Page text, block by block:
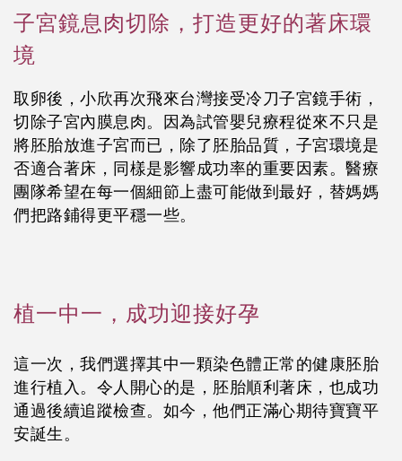
子宮鏡息肉切除，打造更好的著床環
境
取卵後，小欣再次飛來台灣接受冷刀子宮鏡手術，
切除子宮內膜息肉。因為試管嬰兒療程從來不只是
將胚胎放進子宮而已，除了胚胎品質，子宮環境是
否適合著床，同樣是影響成功率的重要因素。醫療
團隊希望在每一個細節上盡可能做到最好，替媽媽
們把路鋪得更平穩一些。
植一中一，成功迎接好孕
這一次，我們選擇其中一顆染色體正常的健康胚胎
進行植入。令人開心的是，胚胎順利著床，也成功
通過後續追蹤檢查。如今，他們正滿心期待寶寶平
安誕生。